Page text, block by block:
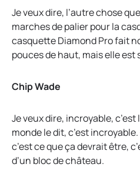
Je veux dire, l’autre chose
marches de palier pour la
casquette Diamond Pro fait
pouces de haut, mais elle est
Chip Wade
Je veux dire, incroyable,
monde le dit, c’est
c’est ce que ça devrait être,
d’un bloc de château.